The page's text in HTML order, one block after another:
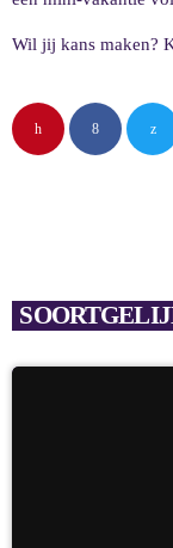
Wil jij kans maken?